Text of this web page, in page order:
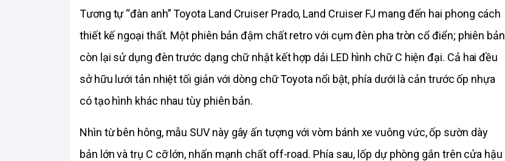
Tương tự “đàn anh” Toyota Land Cruiser Prado, Land Cruiser FJ mang đến hai phong cách
thiết kế ngoại thất. Một phiên bản đậm chất retro với cụm đèn pha tròn cổ điển; phiên bản
còn lại sử dụng đèn trước dạng chữ nhật kết hợp dải LED hình chữ C hiện đại. Cả hai đều
sở hữu lưới tản nhiệt tối giản với dòng chữ Toyota nổi bật, phía dưới là cản trước ốp nhựa
có tạo hình khác nhau tùy phiên bản.
Nhìn từ bên hông, mẫu SUV này gây ấn tượng với vòm bánh xe vuông vức, ốp sườn dày
bản lớn và trụ C cỡ lớn, nhấn mạnh chất off-road. Phía sau, lốp dự phòng gắn trên cửa hậu